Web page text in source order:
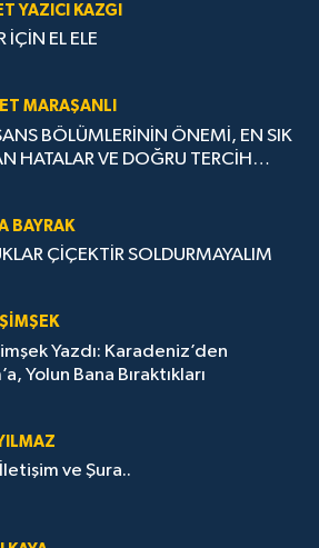
YAZICI KAZGI
İÇİN EL ELE
MARAŞANLI
BÖLÜMLERİNİN ÖNEMİ, EN SIK
HATALAR VE DOĞRU TERCİH
BAYRAK
ÇİÇEKTİR SOLDURMAYALIM
Yazdı: Karadeniz’den
Yolun Bana Bıraktıkları
İletişim ve Şura..